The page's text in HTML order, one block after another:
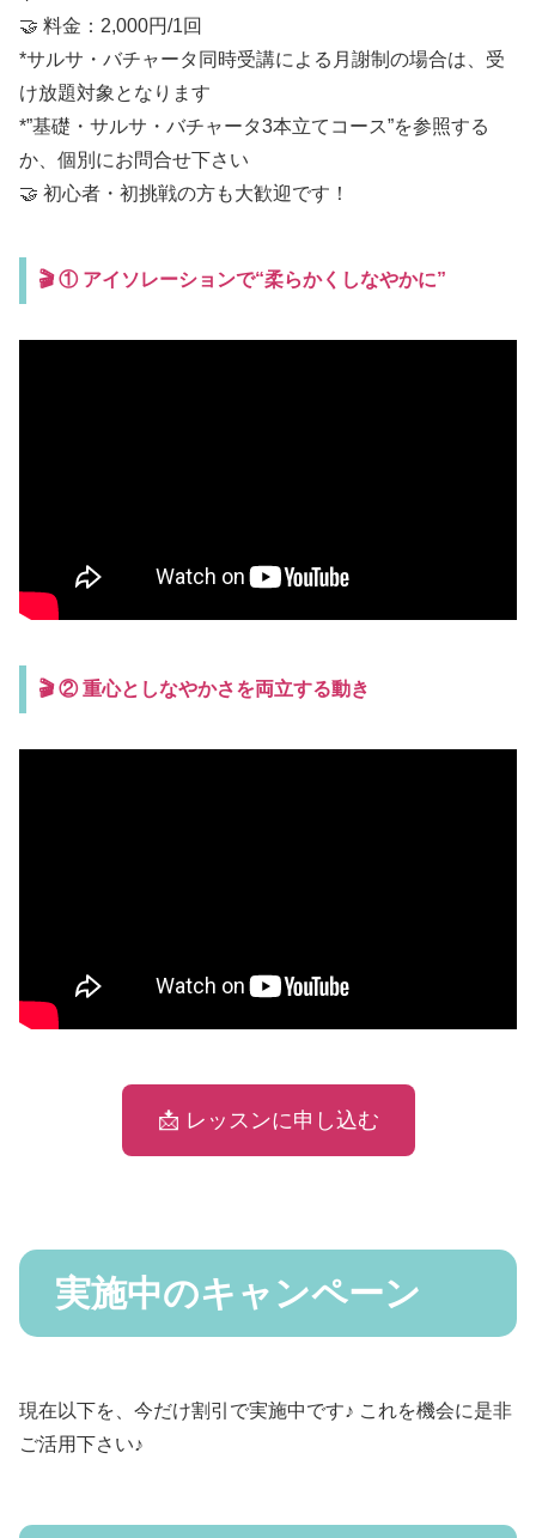
🤝 料金：2,000円/1回
*サルサ・バチャータ同時受講による月謝制の場合は、受
け放題対象となります
*”基礎・サルサ・バチャータ3本立てコース”を参照する
か、個別にお問合せ下さい
🤝 初心者・初挑戦の方も大歓迎です！
🎬 ① アイソレーションで“柔らかくしなやかに”
🎬 ② 重心としなやかさを両立する動き
📩 レッスンに申し込む
実施中のキャンペーン
現在以下を、今だけ割引で実施中です♪ これを機会に是非
ご活用下さい♪